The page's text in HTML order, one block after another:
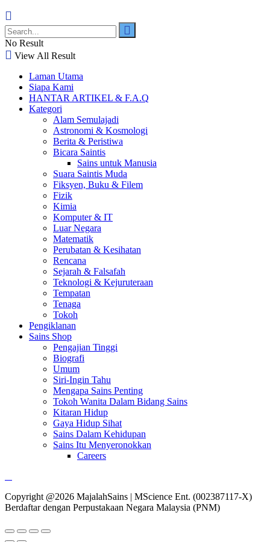
No Result
View All Result
Laman Utama
Siapa Kami
HANTAR ARTIKEL & F.A.Q
Kategori
Alam Semulajadi
Astronomi & Kosmologi
Berita & Peristiwa
Bicara Saintis
Sains untuk Manusia
Suara Saintis Muda
Fiksyen, Buku & Filem
Fizik
Kimia
Komputer & IT
Luar Negara
Matematik
Perubatan & Kesihatan
Rencana
Sejarah & Falsafah
Teknologi & Kejuruteraan
Tempatan
Tenaga
Tokoh
Pengiklanan
Sains Shop
Pengajian Tinggi
Biografi
Umum
Siri-Ingin Tahu
Mengapa Sains Penting
Tokoh Wanita Dalam Bidang Sains
Kitaran Hidup
Gaya Hidup Sihat
Sains Dalam Kehidupan
Sains Itu Menyeronokkan
Careers
Copyright @2026 MajalahSains | MScience Ent. (002387117-X)
Berdaftar dengan Perpustakaan Negara Malaysia (PNM)